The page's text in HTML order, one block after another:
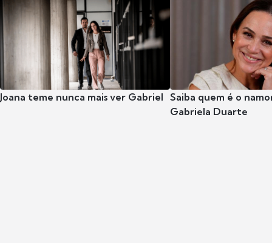
Joana teme nunca mais ver Gabriel Saiba quem é o
Gabriela Duarte